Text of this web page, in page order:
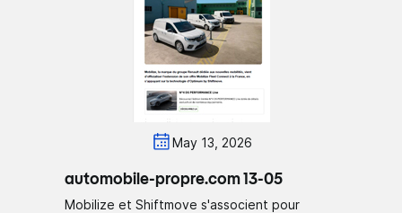
May 13, 2026
automobile-propre.com 13-05
Mobilize et Shiftmove s'associent pour